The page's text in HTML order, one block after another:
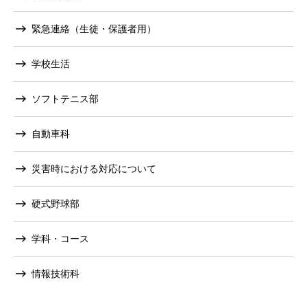
緊急連絡（生徒・保護者用）
学校生活
ソフトテニス部
自動車科
災害時における対応について
硬式野球部
学科・コース
情報技術科